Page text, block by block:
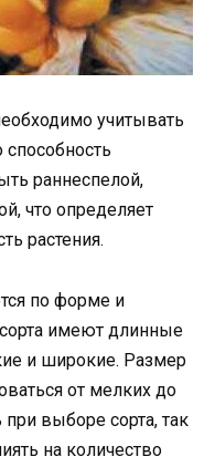
учитывать
способность
раннеспелой,
что определяет
растения.
по форме и
имеют длинные
и широкие. Размер
от мелких до
выборе сорта, так
на количество